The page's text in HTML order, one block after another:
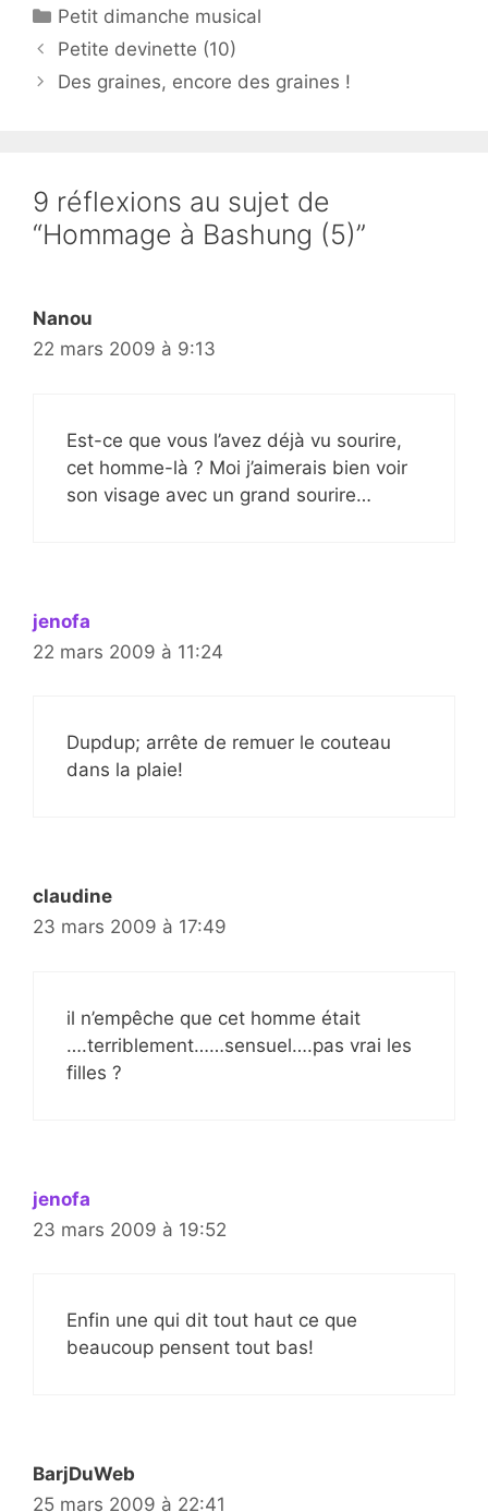
Catégories
Petit dimanche musical
Petite devinette (10)
Des graines, encore des graines !
9 réflexions au sujet de
“Hommage à Bashung (5)”
Nanou
22 mars 2009 à 9:13
Est-ce que vous l’avez déjà vu sourire,
cet homme-là ? Moi j’aimerais bien voir
son visage avec un grand sourire…
jenofa
22 mars 2009 à 11:24
Dupdup; arrête de remuer le couteau
dans la plaie!
claudine
23 mars 2009 à 17:49
il n’empêche que cet homme était
….terriblement……sensuel….pas vrai les
filles ?
jenofa
23 mars 2009 à 19:52
Enfin une qui dit tout haut ce que
beaucoup pensent tout bas!
BarjDuWeb
25 mars 2009 à 22:41